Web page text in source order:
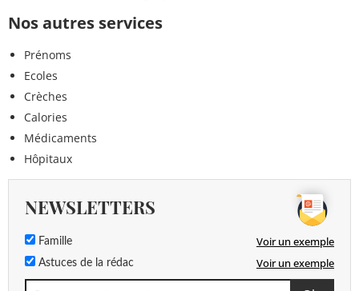
Nos autres services
Prénoms
Ecoles
Crèches
Calories
Médicaments
Hôpitaux
NEWSLETTERS
Famille Voir un exemple
Astuces de la rédac Voir un exemple